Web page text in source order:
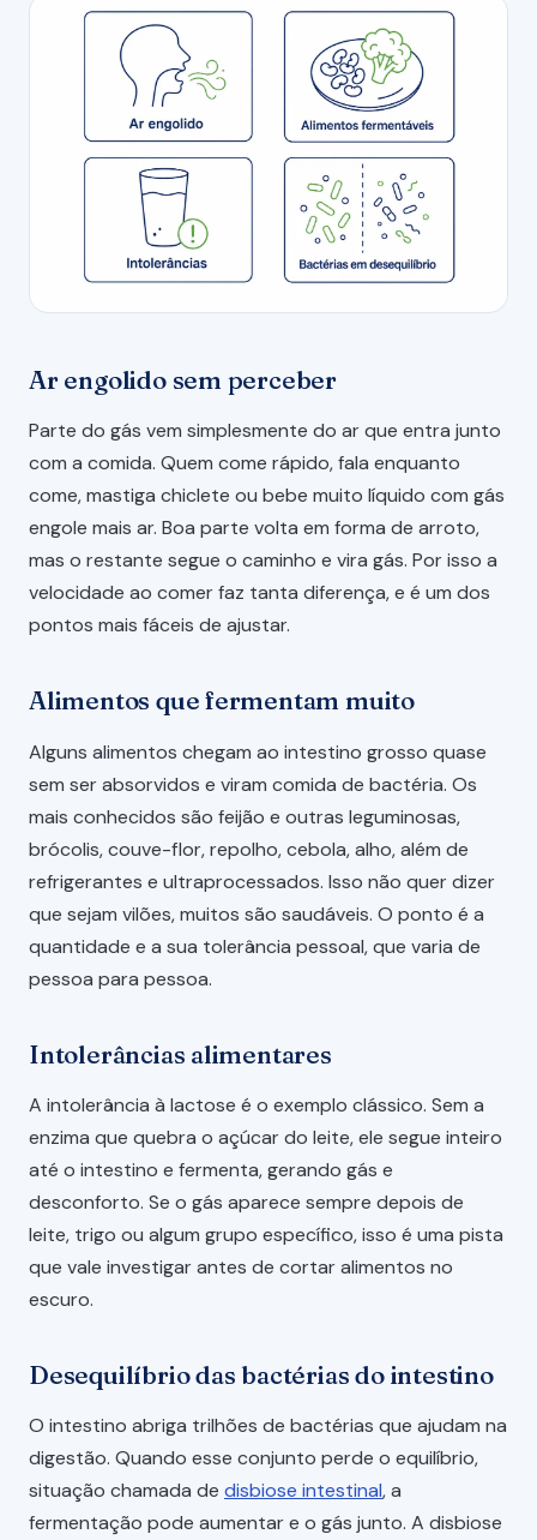
Ar engolido sem perceber
Parte do gás vem simplesmente do ar que entra junto
com a comida. Quem come rápido, fala enquanto
come, mastiga chiclete ou bebe muito líquido com gás
engole mais ar. Boa parte volta em forma de arroto,
mas o restante segue o caminho e vira gás. Por isso a
velocidade ao comer faz tanta diferença, e é um dos
pontos mais fáceis de ajustar.
Alimentos que fermentam muito
Alguns alimentos chegam ao intestino grosso quase
sem ser absorvidos e viram comida de bactéria. Os
mais conhecidos são feijão e outras leguminosas,
brócolis, couve-flor, repolho, cebola, alho, além de
refrigerantes e ultraprocessados. Isso não quer dizer
que sejam vilões, muitos são saudáveis. O ponto é a
quantidade e a sua tolerância pessoal, que varia de
pessoa para pessoa.
Intolerâncias alimentares
A intolerância à lactose é o exemplo clássico. Sem a
enzima que quebra o açúcar do leite, ele segue inteiro
até o intestino e fermenta, gerando gás e
desconforto. Se o gás aparece sempre depois de
leite, trigo ou algum grupo específico, isso é uma pista
que vale investigar antes de cortar alimentos no
escuro.
Desequilíbrio das bactérias do intestino
O intestino abriga trilhões de bactérias que ajudam na
digestão. Quando esse conjunto perde o equilíbrio,
situação chamada de disbiose intestinal, a
fermentação pode aumentar e o gás junto. A disbiose